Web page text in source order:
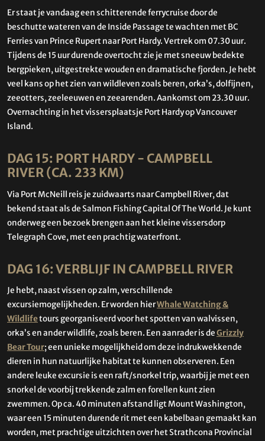
Er staat je vandaag een schitterende ferrycruise door de
beschutte wateren van de Inside Passage te wachten met BC
Ferries van Prince Rupert naar Port Hardy. Vertrek om 07.30 uur.
Tijdens de 15 uur durende overtocht zie je met sneeuw bedekte
bergpieken, uitgestrekte wouden en dramatische fjorden. Je hebt
veel kans op het zien van wildleven zoals beren, orka’s, dolfijnen,
zeeotters, zeeleeuwen en zeearenden. Aankomst om 23.30 uur.
Overnachting in het vissersplaatsje Port Hardy op Vancouver
Island.
DAG 15: PORT HARDY - CAMPBELL
RIVER (CA. 233 KM)
Via Port McNeill reis je zuidwaarts naar Campbell River, dat
bekend staat als de Salmon Fishing Capital Of The World. Je kunt
onderweg een bezoek brengen aan het kleine vissersdorp
Telegraph Cove, met een prachtig waterfront.
DAG 16: VERBLIJF IN CAMPBELL RIVER
Je hebt, naast vissen op zalm, verschillende
excursiemogelijkheden. Er worden hierWhale Watching &
Wildlifetours georganiseerd voor het spotten van walvissen,
orka’s en ander wildlife, zoals beren. Een aanrader is deGrizzly
Bear Tour; een unieke mogelijkheid om deze indrukwekkende
dieren in hun natuurlijke habitat te kunnen observeren. Een
andere leuke excursie is een raft/snorkel trip, waarbij je met een
snorkel de voorbij trekkende zalm en forellen kunt zien
zwemmen. Op ca. 40 minuten afstand ligt Mount Washington,
waar een 15 minuten durende rit met een kabelbaan gemaakt kan
worden, met prachtige uitzichten over het Strathcona Provincial